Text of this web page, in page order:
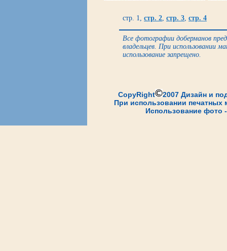
стр. 1, стр. 2, стр. 3, стр. 4
Все фотографии доберманов
владельцев. При использовании
использование запрещено.
CopyRight
2007 Дизайн и
При использовании печатных
Использование фото